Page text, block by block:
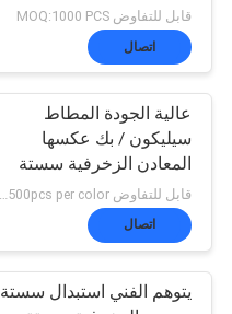
SHOW
خريطة
الموقع
سياسة
مجتذب
قابل للتفاوض MOQ:1000 PCS
اتصال
عالية الجودة المطاط
سيليكون / بك عكسها
المعادن الزخرفية سستة
يسحب
اتصال
يتوهم الفني استبدال سستة